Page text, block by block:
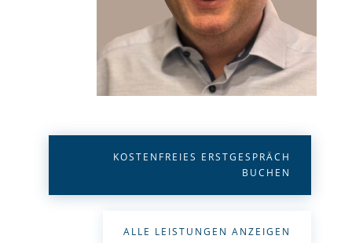
KOSTENFREIES ERSTGESPRÄCH
BUCHEN
ALLE LEISTUNGEN ANZEIGEN